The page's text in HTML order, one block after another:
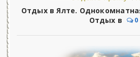
Отдых в Ялте.
Отдых в
0